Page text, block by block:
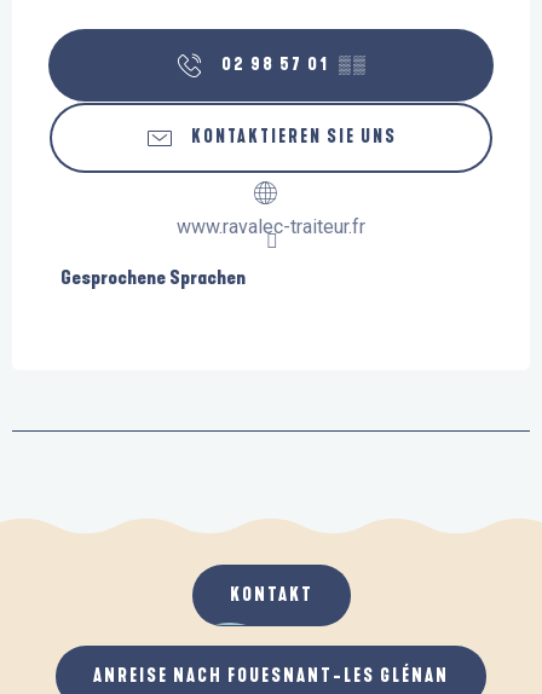
02 98 57 01 ▒▒
KONTAKTIEREN SIE UNS
www.ravalec-traiteur.fr
Gesprochene Sprachen
Gesprochene Sprachen
KONTAKT
ANREISE NACH FOUESNANT-LES GLÉNAN